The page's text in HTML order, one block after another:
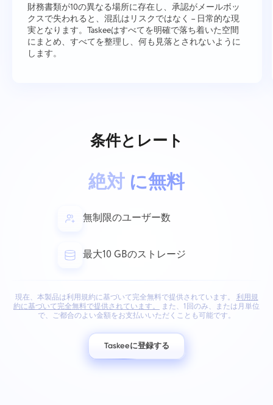
財務書類が10の異なる場所に存在し、承認がメールボッ
クスで失われると、混乱はリスクではなく – 日常的な現
実となります。Taskeeはすべてを明確で落ち着いた空間
にまとめ、すべてを整理し、何も見落とされないように
します。
条件とレート
絶対 に無料
無制限のユーザー数
最大10 GBのストレージ
現在、本製品は利用規約に基づいて完全無料で提供されています。 利用規
約に基づいて完全無料で提供されています。
また、1回のみ、または月単位
で、ご都合のよい金額をお支払いいただくことも可能です。
Taskeeに登録する
る
ブラウズファイルまたはドラッグアンドドロッ
プ
送信
メールアドレス
あなたのメッセージ
送信
「送信」ボタンをクリックすることで、以下のポリシー
プライバシーポリシー。
さい。あなたの積極的な参加は、ユーザーエク
スペリエンスを改善し、すべての人にとってよ
Your message has been sent
We will contact you soon
とうございます
私たちはそれに慣れ親しみ、製品に実装するよ
う努めます。あなたは私たちが日々成長するの
提案する
理に同意したことを確認します